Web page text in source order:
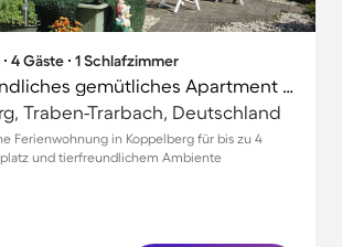
4 Gäste ∙ 1 Schlafzimmer
Familienfreundliches gemütliches Apartment mit Grill und Terrasse | Haustiere sind willkommen
Traben-Trarbach, Deutschland
Ferienwohnung in Koppelberg für bis zu 4
und tierfreundlichem Ambiente